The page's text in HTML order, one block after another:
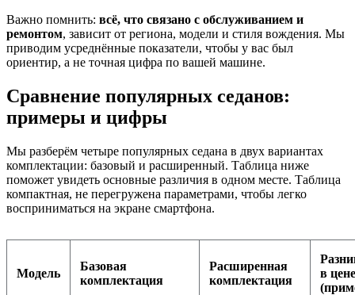
Важно помнить: всё, что связано с обслуживанием и
ремонтом, зависит от региона, модели и стиля вождения. Мы
приводим усреднённые показатели, чтобы у вас был
ориентир, а не точная цифра по вашей машине.
Сравнение популярных седанов:
примеры и цифры
Мы разберём четыре популярных седана в двух вариантах
комплектации: базовый и расширенный. Таблица ниже
поможет увидеть основные различия в одном месте. Таблица
компактная, не перегружена параметрами, чтобы легко
восприниматься на экране смартфона.
Модель
Базовая
комплектация
Расширенная
комплектация
в цене